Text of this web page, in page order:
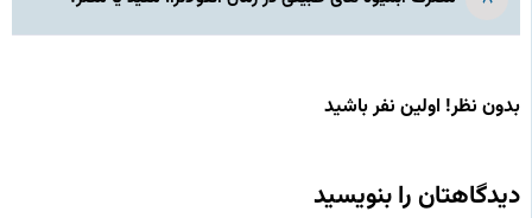
بدون نظر! اولین نفر باشید
دیدگاهتان را بنویسید